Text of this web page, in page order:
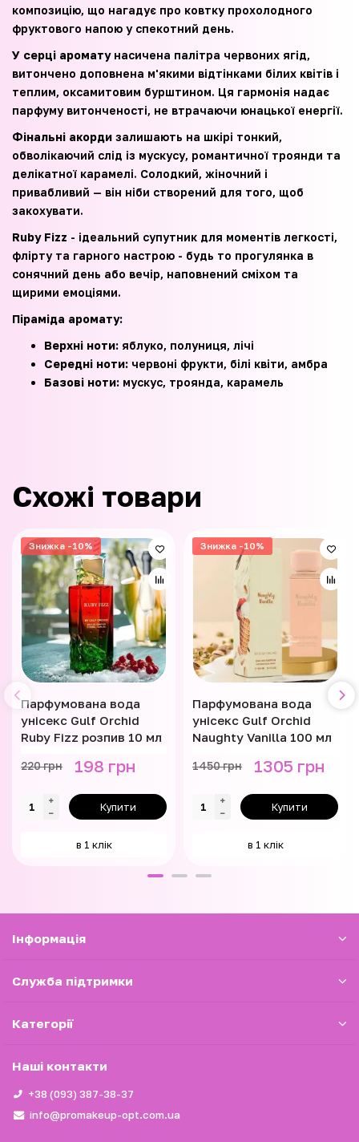
композицію, що нагадує про ковтку прохолодного
фруктового напою у спекотний день.
У серці ароматунасичена палітра червоних ягід,
витончено доповнена м'якими відтінками білих квітів і
теплим, оксамитовим бурштином. Ця гармонія надає
парфуму витонченості, не втрачаючи юнацької енергії.
Фінальні акорди залишають на шкірі тонкий,
обволікаючий слід із мускусу, романтичної троянди та
делікатної карамелі. Солодкий, жіночний і
привабливий — він ніби створений для того, щоб
закохувати.
Ruby Fizz - ідеальний супутник для моментів легкості,
флірту та гарного настрою - будь то прогулянка в
сонячний день або вечір, наповнений сміхом та
щирими емоціями.
Піраміда аромату:
Верхні ноти: яблуко, полуниця, лічі
Середні ноти: червоні фрукти, білі квіти, амбра
Базові ноти: мускус, троянда, карамель
Схожі товари
Знижка -10%
Парфумована вода
унісекс Gulf Orchid
Ruby Fizz розпив 10 мл
220 грн 198 грн
Купити
в 1 клік
Знижка -10%
Парфумована вода
унісекс Gulf Orchid
Naughty Vanilla 100 мл
1450 грн 1305 грн
Купити
в 1 клік
Iнформація
Служба підтримки
Категорії
Наші контакти
+38 (093) 387-38-37
info@promakeup-opt.com.ua